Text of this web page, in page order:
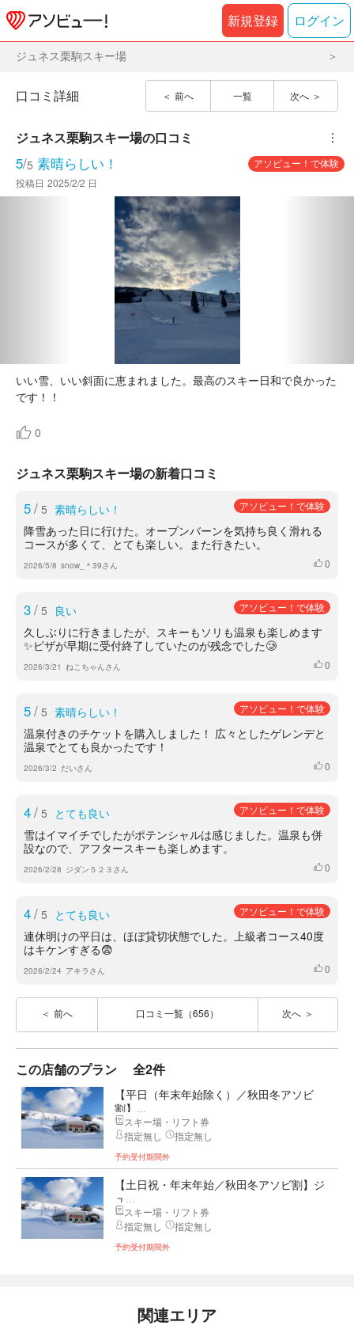
新規登録 ログイン
ジュネス栗駒スキー場
前へ 一覧 次へ
口コミ詳細
ジュネス栗駒スキー場の口コミ ︙
5/5 素晴らしい！
アソビュー！で体験
投稿日 2025/2/2 日
いい雪、いい斜面に恵まれました。最高のスキー日和で良かった
です！！
0
ジュネス栗駒スキー場の新着口コミ
5/ 5 素晴らしい！ アソビュー！で体験
降雪あった日に行けた。オープンバーンを気持ち良く滑れる
コースが多くて、とても楽しい。また行きたい。
2026/5/8 snow_＊39さん いいね
0
3/ 5 良い アソビュー！で体験
久しぶりに行きましたが、スキーもソリも温泉も楽しめます
✨ピザが早期に受付終了していたのが残念でした🥲
2026/3/21 ねこちゃんさん いいね
0
5/ 5 素晴らしい！ アソビュー！で体験
温泉付きのチケットを購入しました！ 広々としたゲレンデと
温泉でとても良かったです！
2026/3/2 だいさん いいね
0
4/ 5 とても良い アソビュー！で体験
雪はイマイチでしたがポテンシャルは感じました。温泉も併
設なので、アフタースキーも楽しめます。
2026/2/28 ジダン５２３さん いいね
0
4/ 5 とても良い アソビュー！で体験
連休明けの平日は、ほぼ貸切状態でした。上級者コース40度
はキケンすぎる😨
2026/2/24 アキラさん いいね
0
前へ 口コミ一覧（656） 次へ
この店舗のプラン 全2件
【平日（年末年始除く）／秋田冬アソビ
割】...
スキー場・リフト券
指定無し
指定無し
予約受付期間外
【土日祝・年末年始／秋田冬アソビ割】ジ
ュ...
スキー場・リフト券
指定無し
指定無し
予約受付期間外
関連エリア